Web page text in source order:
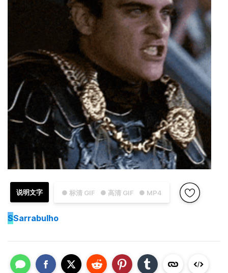
● 标清 GIF ● 高清 GIF ● MP4
说明文字
SSarrabulho